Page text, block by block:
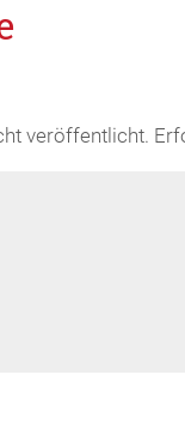
veröffentlicht.